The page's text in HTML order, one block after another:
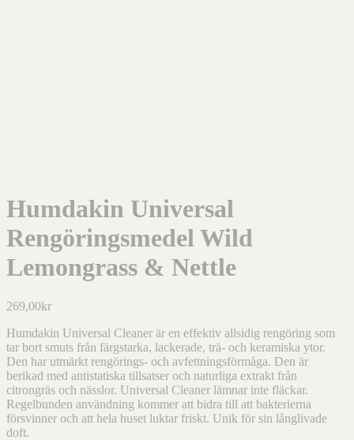
Humdakin Universal
Rengöringsmedel Wild
Lemongrass & Nettle
269,00kr
Humdakin Universal Cleaner är en effektiv allsidig rengöring som
tar bort smuts från färgstarka, lackerade, trä- och keramiska ytor.
Den har utmärkt rengörings- och avfettningsförmåga. Den är
berikad med antistatiska tillsatser och naturliga extrakt från
citrongräs och nässlor. Universal Cleaner lämnar inte fläckar.
Regelbunden användning kommer att bidra till att bakterierna
försvinner och att hela huset luktar friskt. Unik för sin långlivade
doft.